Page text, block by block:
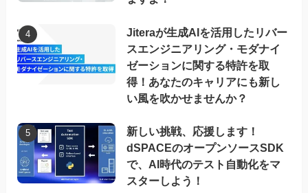
Jiteraが生成AIを活用したリバー
スエンジニアリング・モダナイ
ゼーションに関する特許を取
得！あなたのキャリアにも新し
い風を吹かせませんか？
新しい挑戦、応援します！
dSPACEのオープンソースSDK
で、AI時代のテスト自動化をマ
スターしよう！